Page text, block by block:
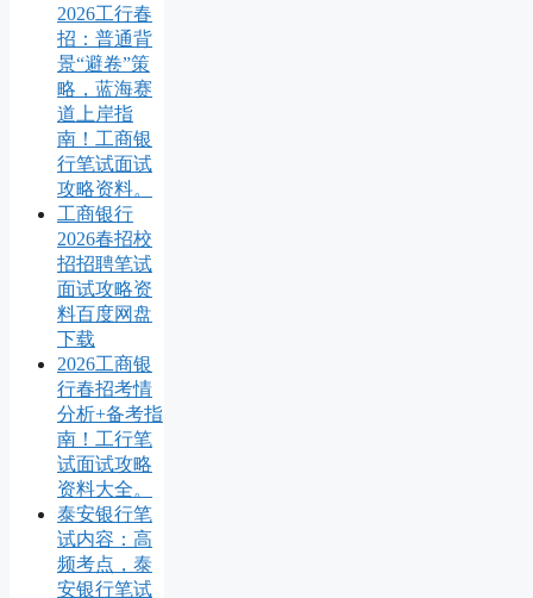
2026工行春
招：普通背
景“避卷”策
略，蓝海赛
道上岸指
南！工商银
行笔试面试
攻略资料。
工商银行
2026春招校
招招聘笔试
面试攻略资
料百度网盘
下载
2026工商银
行春招考情
分析+备考指
南！工行笔
试面试攻略
资料大全。
泰安银行笔
试内容：高
频考点，泰
安银行笔试